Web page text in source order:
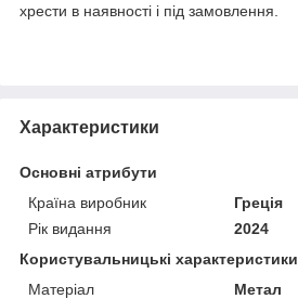
хрести в наявності і під замовлення
Характеристики
Основні атрибути
Країна виробник
Греція
Рік видання
2024
Користувальницькі характеристики
Матеріал
Метал